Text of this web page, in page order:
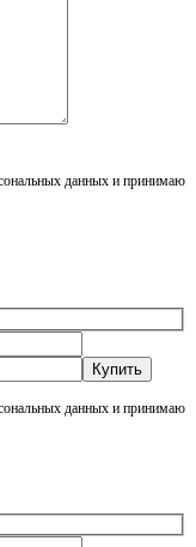
данных и принимаю
Купить
данных и принимаю